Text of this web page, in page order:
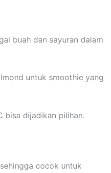
buah dan sayuran dalam
untuk smoothie yang
bisa dijadikan pilihan.
cocok untuk